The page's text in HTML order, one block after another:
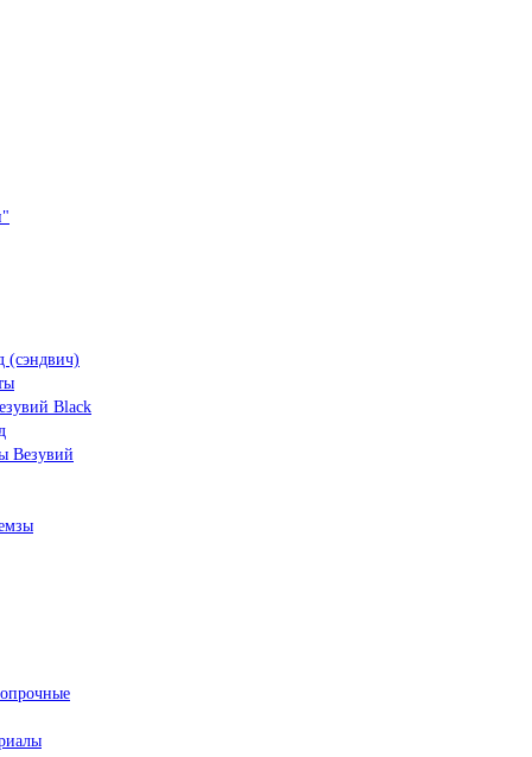
(сэндвич)
Black
Везувий